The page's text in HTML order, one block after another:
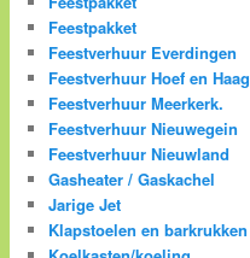
Feestpakket
Feestverhuur Everdingen
Feestverhuur Hoef en Haag
Feestverhuur Meerkerk.
Feestverhuur Nieuwegein
Feestverhuur Nieuwland
Gasheater / Gaskachel
Jarige Jet
Klapstoelen en barkrukken